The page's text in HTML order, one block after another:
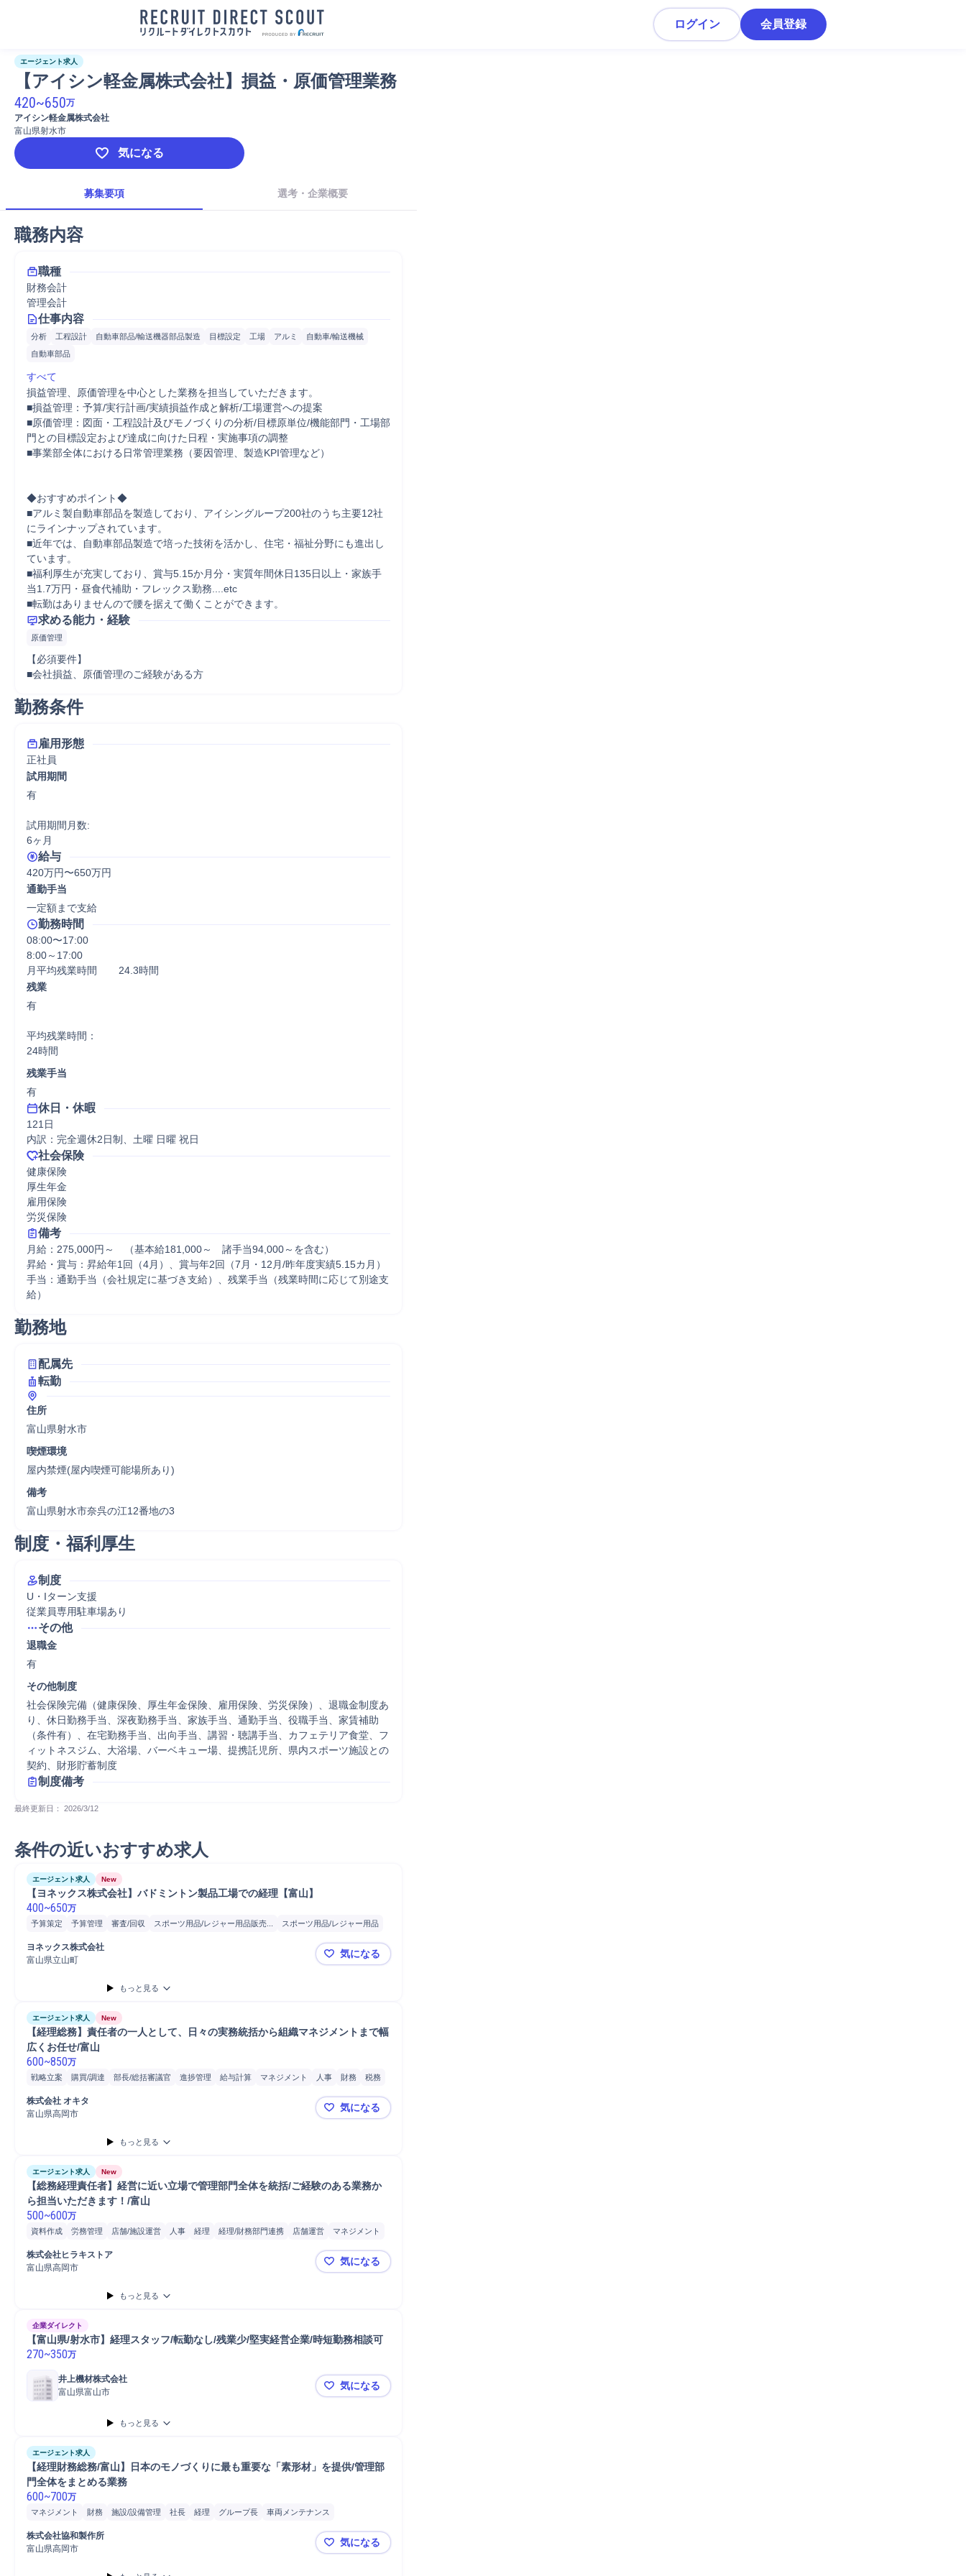
ログイン 会員登録
エージェント求人
【アイシン軽金属株式会社】損益・原価管理業務
420~650万
アイシン軽金属株式会社
富山県射水市
気になる
募集要項 選考・企業概要
職務内容
職種
財務会計
管理会計
仕事内容
分析 工程設計 自動車部品/輸送機器部品製造 目標設定 工場 アルミ
自動車/輸送機械
自動車部品
すべて
損益管理、原価管理を中心とした業務を担当していただきます。
■損益管理：予算/実行計画/実績損益作成と解析/工場運営への提案
■原価管理：図面・工程設計及びモノづくりの分析/目標原単位/機能部門・工場部
門との目標設定および達成に向けた日程・実施事項の調整
■事業部全体における日常管理業務（要因管理、製造KPI管理など）
◆おすすめポイント◆
■アルミ製自動車部品を製造しており、アイシングループ200社のうち主要12社
にラインナップされています。
■近年では、自動車部品製造で培った技術を活かし、住宅・福祉分野にも進出し
ています。
■福利厚生が充実しており、賞与5.15か月分・実質年間休日135日以上・家族手
当1.7万円・昼食代補助・フレックス勤務....etc
■転勤はありませんので腰を据えて働くことができます。
求める能力・経験
原価管理
【必須要件】
■会社損益、原価管理のご経験がある方
勤務条件
雇用形態
正社員
試用期間
有
試用期間月数:
6ヶ月
給与
420万円〜650万円
通勤手当
一定額まで支給
勤務時間
08:00〜17:00
8:00～17:00
月平均残業時間	24.3時間
残業
有
平均残業時間：
24時間
残業手当
有
休日・休暇
121日
内訳：完全週休2日制、土曜 日曜 祝日
社会保険
健康保険
厚生年金
雇用保険
労災保険
備考
月給：275,000円～　（基本給181,000～　諸手当94,000～を含む）
昇給・賞与：昇給年1回（4月）、賞与年2回（7月・12月/昨年度実績5.15カ月）
手当：通勤手当（会社規定に基づき支給）、残業手当（残業時間に応じて別途支
給）
勤務地
配属先
転勤
住所
富山県射水市
喫煙環境
屋内禁煙(屋内喫煙可能場所あり)
備考
富山県射水市奈呉の江12番地の3
制度・福利厚生
制度
U・Iターン支援
従業員専用駐車場あり
その他
退職金
有
その他制度
社会保険完備（健康保険、厚生年金保険、雇用保険、労災保険）、退職金制度あ
り、休日勤務手当、深夜勤務手当、家族手当、通勤手当、役職手当、家賃補助
（条件有）、在宅勤務手当、出向手当、講習・聴講手当、カフェテリア食堂、フ
ィットネスジム、大浴場、バーベキュー場、提携託児所、県内スポーツ施設との
契約、財形貯蓄制度
制度備考
最終更新日： 2026/3/12
条件の近いおすすめ求人
エージェント求人 New
【ヨネックス株式会社】バドミントン製品工場での経理【富山】
400~650万
予算策定 予算管理 審査/回収 スポーツ用品/レジャー用品販売...
スポーツ用品/レジャー用品
スポーツ/レジャー用品製品開発
監査
工場
Microsoft Excel
ヨネックス株式会社
富山県立山町
【ヨネックス株式会社】バドミントン製品工場での経理【富山】
気になる
もっと見る
エージェント求人 New
【経理総務】責任者の一人として、日々の実務統括から組織マネジメントまで幅
広くお任せ/富山
600~850万
戦略立案 購買/調達 部長/総括審議官 進捗管理 給与計算 マネジメント 人事 財務
税務
経理
労務管理
税務申告
部長
株式会社 オキタ
富山県高岡市
【経理総務】責任者の一人として、日々の実務統括から組織マネジメントまで幅広くお任せ/富山
気になる
もっと見る
エージェント求人 New
【総務経理責任者】経営に近い立場で管理部門全体を統括/ご経験のある業務か
ら担当いただきます！/富山
500~600万
資料作成 労務管理 店舗/施設運営 人事 経理 経理/財務部門連携 店舗運営
マネジメント
内部統制
Microsoft Excel
自動車運転 財務
株式会社ヒラキストア
富山県高岡市
【総務経理責任者】経営に近い立場で管理部門全体を統括/ご経験のある業務から担当いただきます！/富山
気になる
もっと見る
企業ダイレクト
【富山県/射水市】経理スタッフ/転勤なし/残業少/堅実経営企業/時短勤務相談可
270~350万
井上機材株式会社
富山県富山市
【富山県/射水市】経理スタッフ/転勤なし/残業少/堅実経営企業/時短勤務相談可
気になる
もっと見る
エージェント求人
【経理財務総務/富山】日本のモノづくりに最も重要な「素形材」を提供/管理部
門全体をまとめる業務
600~700万
マネジメント 財務 施設/設備管理 社長 経理 グループ長
車両メンテナンス
備品/設備管理
設備管理
株式会社協和製作所
富山県高岡市
【経理財務総務/富山】日本のモノづくりに最も重要な「素形材」を提供/管理部門全体をまとめる業務
気になる